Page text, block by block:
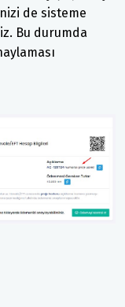
de sisteme
Bu durumda